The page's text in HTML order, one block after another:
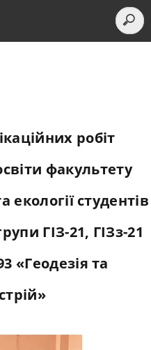
робіт
факультету
екології студентів
ГІЗ-21, ГІЗз-21
«Геодезія та